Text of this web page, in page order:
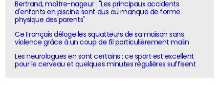
Bertrand, maître-nageur : "Les principaux accidents
d'enfants en piscine sont dus au manque de forme
physique des parents"
Ce Français déloge les squatteurs de sa maison sans
violence grâce à un coup de fil particulièrement malin
Les neurologues en sont certains : ce sport est excellent
pour le cerveau et quelques minutes régulières suffisent